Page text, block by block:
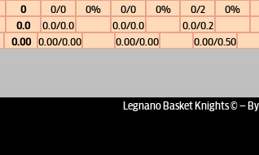
0 0/0 0% 0/0 0% 0/2 0%
0.0 0.0/0.0 0.0/0.0 0.0/0.2
0.00 0.00/0.00 0.00/0.00 0.00/0.50
Legnano Basket Knights © –